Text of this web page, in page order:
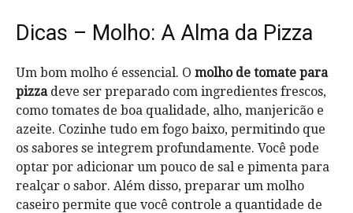
Dicas – Molho: A Alma da Pizza
Um bom molho é essencial. O molho de tomate para
pizzadeve ser preparado com ingredientes frescos,
como tomates de boa qualidade, alho, manjericão e
azeite. Cozinhe tudo em fogo baixo, permitindo que
os sabores se integrem profundamente. Você pode
optar por adicionar um pouco de sal e pimenta para
realçar o sabor. Além disso, preparar um molho
caseiro permite que você controle a quantidade de